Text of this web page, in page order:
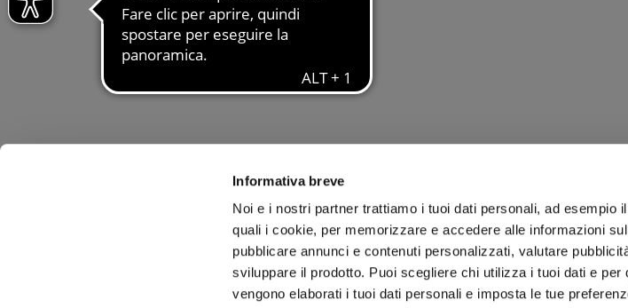
Informativa breve
Noi e i nostri partner trattiamo i tuoi dati personali, ad esempio
quali i cookie, per memorizzare e accedere alle informazioni
pubblicare annunci e contenuti personalizzati, valutare
sviluppare il prodotto. Puoi scegliere chi utilizza i tuoi dati e
vengono elaborati i tuoi dati personali e imposta le tue